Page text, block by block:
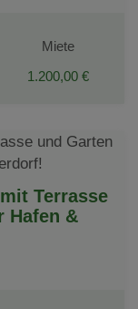
Miete
1.200,00 €
Terrasse
Hafen &